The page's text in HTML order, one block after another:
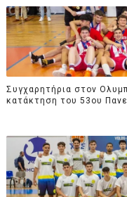
Συγχαρητήρια στον
κατάκτηση του 53ου